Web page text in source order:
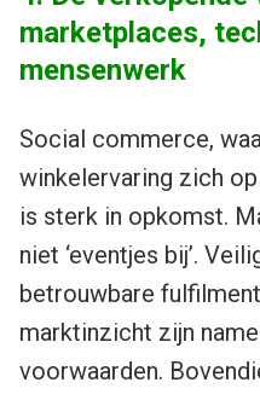
marketplaces,
mensenwerk
Social commerce,
winkelervaring zich
is sterk in opkomst.
niet ‘eventjes bij’.
betrouwbare
marktinzicht zijn
voorwaarden.